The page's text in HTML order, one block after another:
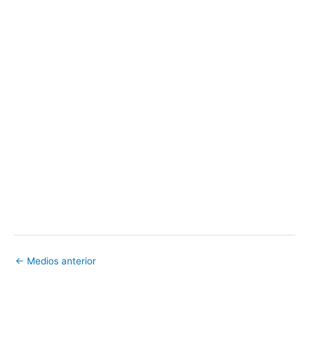
← Medios anterior